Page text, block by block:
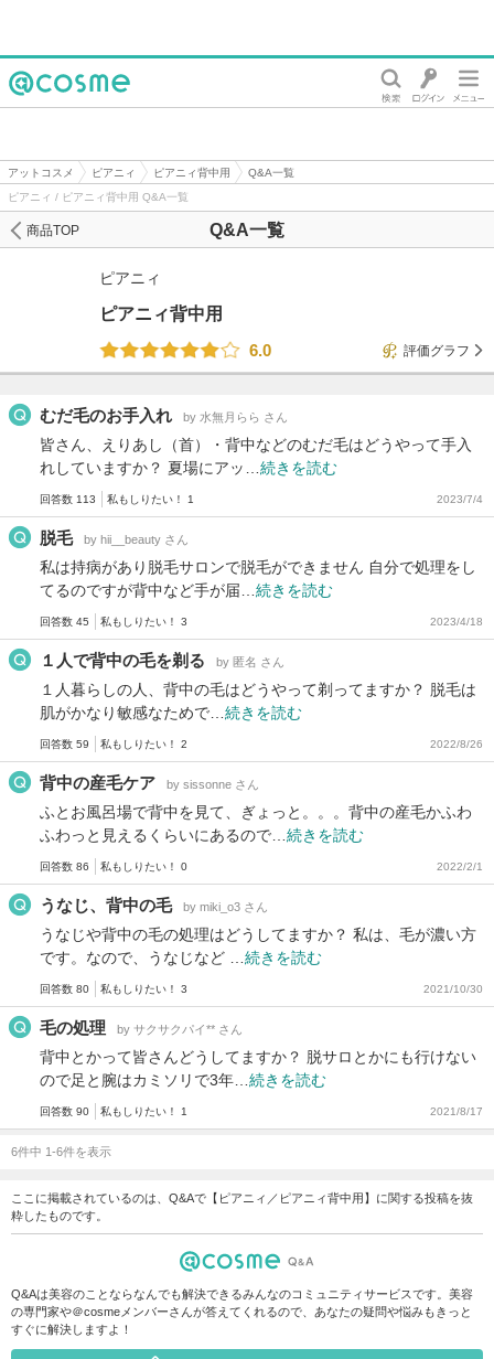
アットコスメ ピアニィ ピアニィ背中用
Q&A一覧
ピアニィ / ピアニィ背中用 Q&A一覧
Q&A一覧
商品TOP
ピアニィ
ピアニィ背中用
6.0
評価グラフ
むだ毛のお手入れ by 水無月らら さん
皆さん、えりあし（首）・背中などのむだ毛はどうやって手入
れしていますか？ 夏場にアッ… 続きを読む
回答数 113 私もしりたい！ 1 2023/7/4
脱毛 by hii__beauty さん
私は持病があり脱毛サロンで脱毛ができません 自分で処理をし
てるのですが背中など手が届… 続きを読む
回答数 45 私もしりたい！ 3 2023/4/18
１人で背中の毛を剃る by 匿名 さん
１人暮らしの人、背中の毛はどうやって剃ってますか？ 脱毛は
肌がかなり敏感なためで… 続きを読む
回答数 59 私もしりたい！ 2 2022/8/26
背中の産毛ケア by sissonne さん
ふとお風呂場で背中を見て、ぎょっと。。。背中の産毛かふわ
ふわっと見えるくらいにあるので… 続きを読む
回答数 86 私もしりたい！ 0 2022/2/1
うなじ、背中の毛 by miki_o3 さん
うなじや背中の毛の処理はどうしてますか？ 私は、毛が濃い方
です。なので、うなじなど … 続きを読む
回答数 80 私もしりたい！ 3 2021/10/30
毛の処理 by サクサクパイ** さん
背中とかって皆さんどうしてますか？ 脱サロとかにも行けない
ので足と腕はカミソリで3年… 続きを読む
回答数 90 私もしりたい！ 1 2021/8/17
6件中 1-6件を表示
ここに掲載されているのは、Q&Aで【ピアニィ／ピアニィ背中用】に関する投稿を抜
粋したものです。
Q&Aは美容のことならなんでも解決できるみんなのコミュニティサービスです。美容
の専門家や＠cosmeメンバーさんが答えてくれるので、あなたの疑問や悩みもきっと
すぐに解決しますよ！